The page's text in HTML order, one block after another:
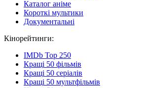
Каталог аніме
Короткі мультики
Документальні
Кінорейтинги:
IMDb Top 250
Кращі 50 фільмів
Кращі 50 серіалів
Кращі 50 мультфільмів